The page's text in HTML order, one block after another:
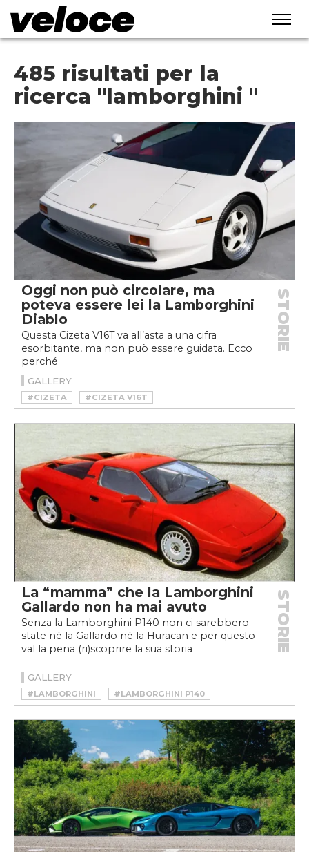
485 risultati per la
ricerca "lamborghini "
Oggi non può circolare, ma
poteva essere lei la Lamborghini
Diablo
Questa Cizeta V16T va all’asta a una cifra
esorbitante, ma non può essere guidata. Ecco
perché
STORIE
GALLERY
#CIZETA
#CIZETA V16T
#CIZETA-MORODER V16T
La “mamma” che la Lamborghini
Gallardo non ha mai avuto
Senza la Lamborghini P140 non ci sarebbero
state né la Gallardo né la Huracan e per questo
val la pena (ri)scoprire la sua storia
STORIE
GALLERY
#LAMBORGHINI #LAMBORGHINI P140